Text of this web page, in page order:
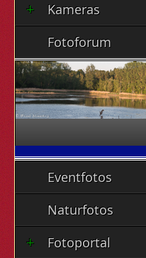
Kameras
Fotoforum
Eventfotos
Naturfotos
Fotoportal